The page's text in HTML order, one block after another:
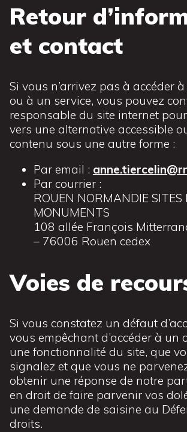
Retour
et contact
Si vous n’arrivez pas à accéder
ou à un service, vous pouvez
responsable du site internet
vers une alternative accessible
contenu sous une autre forme :
Par email :
Par courrier :
ROUEN NORMANDIE SITES
MONUMENTS
108 allée François
– 76006 Rouen cedex
Voies de
Si vous constatez un défaut
vous empêchant d’accéder à un
une fonctionnalité du site, que
signalez et que vous ne
obtenir une réponse de notre
en droit de faire parvenir vos
une demande de saisine au
droits.